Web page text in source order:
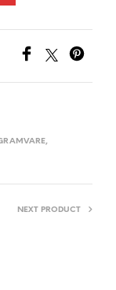
,
NEXT PRODUCT